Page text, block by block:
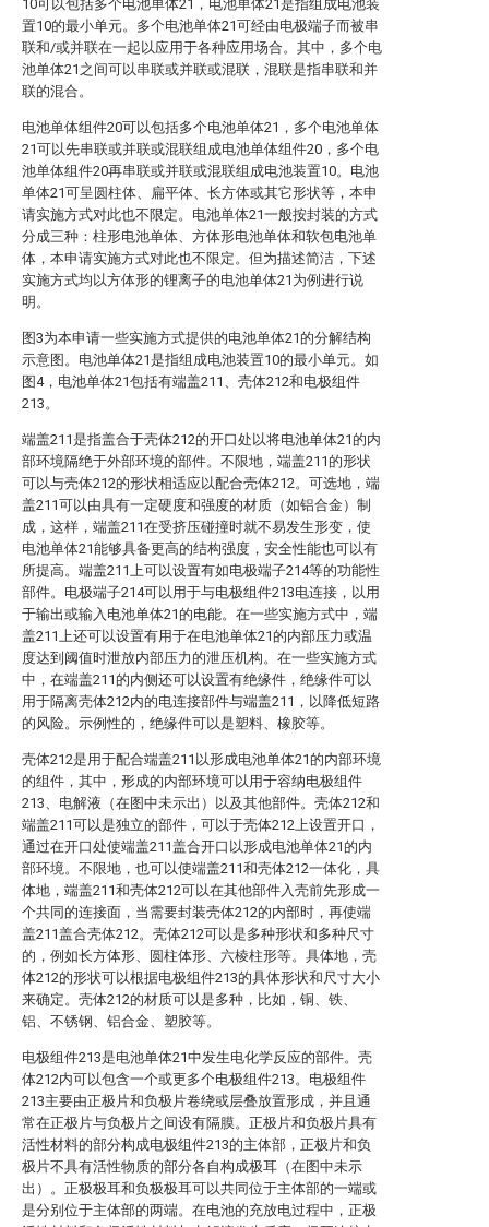
10可以包括多个电池单体21，电池单体21是指组成电池装
置10的最小单元。多个电池单体21可经由电极端子而被串
联和/或并联在一起以应用于各种应用场合。其中，多个电
池单体21之间可以串联或并联或混联，混联是指串联和并
联的混合。
电池单体组件20可以包括多个电池单体21，多个电池单体
21可以先串联或并联或混联组成电池单体组件20，多个电
池单体组件20再串联或并联或混联组成电池装置10。电池
单体21可呈圆柱体、扁平体、长方体或其它形状等，本申
请实施方式对此也不限定。电池单体21一般按封装的方式
分成三种：柱形电池单体、方体形电池单体和软包电池单
体，本申请实施方式对此也不限定。但为描述简洁，下述
实施方式均以方体形的锂离子的电池单体21为例进行说
明。
图3为本申请一些实施方式提供的电池单体21的分解结构
示意图。电池单体21是指组成电池装置10的最小单元。如
图4，电池单体21包括有端盖211、壳体212和电极组件
213。
端盖211是指盖合于壳体212的开口处以将电池单体21的内
部环境隔绝于外部环境的部件。不限地，端盖211的形状
可以与壳体212的形状相适应以配合壳体212。可选地，端
盖211可以由具有一定硬度和强度的材质（如铝合金）制
成，这样，端盖211在受挤压碰撞时就不易发生形变，使
电池单体21能够具备更高的结构强度，安全性能也可以有
所提高。端盖211上可以设置有如电极端子214等的功能性
部件。电极端子214可以用于与电极组件213电连接，以用
于输出或输入电池单体21的电能。在一些实施方式中，端
盖211上还可以设置有用于在电池单体21的内部压力或温
度达到阈值时泄放内部压力的泄压机构。在一些实施方式
中，在端盖211的内侧还可以设置有绝缘件，绝缘件可以
用于隔离壳体212内的电连接部件与端盖211，以降低短路
的风险。示例性的，绝缘件可以是塑料、橡胶等。
壳体212是用于配合端盖211以形成电池单体21的内部环境
的组件，其中，形成的内部环境可以用于容纳电极组件
213、电解液（在图中未示出）以及其他部件。壳体212和
端盖211可以是独立的部件，可以于壳体212上设置开口，
通过在开口处使端盖211盖合开口以形成电池单体21的内
部环境。不限地，也可以使端盖211和壳体212一体化，具
体地，端盖211和壳体212可以在其他部件入壳前先形成一
个共同的连接面，当需要封装壳体212的内部时，再使端
盖211盖合壳体212。壳体212可以是多种形状和多种尺寸
的，例如长方体形、圆柱体形、六棱柱形等。具体地，壳
体212的形状可以根据电极组件213的具体形状和尺寸大小
来确定。壳体212的材质可以是多种，比如，铜、铁、
铝、不锈钢、铝合金、塑胶等。
电极组件213是电池单体21中发生电化学反应的部件。壳
体212内可以包含一个或更多个电极组件213。电极组件
213主要由正极片和负极片卷绕或层叠放置形成，并且通
常在正极片与负极片之间设有隔膜。正极片和负极片具有
活性材料的部分构成电极组件213的主体部，正极片和负
极片不具有活性物质的部分各自构成极耳（在图中未示
出）。正极极耳和负极极耳可以共同位于主体部的一端或
是分别位于主体部的两端。在电池的充放电过程中，正极